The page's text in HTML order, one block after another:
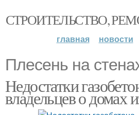
СТРОИТЕЛЬСТВО,
главная новости
Плесень на
Недостатки
владельцев о домах